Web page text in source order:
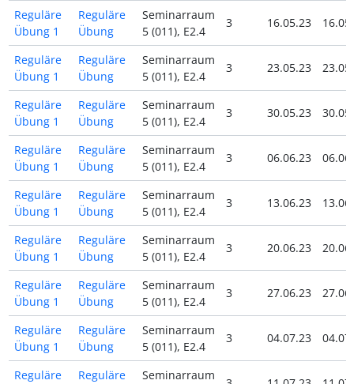
Reguläre
Übung 1
Reguläre
Übung
Seminarraum
5 (011), E2.4
3 16.05.23
Reguläre
Übung 1
Reguläre
Übung
Seminarraum
5 (011), E2.4
3 23.05.23
Reguläre
Übung 1
Reguläre
Übung
Seminarraum
5 (011), E2.4
3 30.05.23
Reguläre
Übung 1
Reguläre
Übung
Seminarraum
5 (011), E2.4
3 06.06.23
Reguläre
Übung 1
Reguläre
Übung
Seminarraum
5 (011), E2.4
3 13.06.23
Reguläre
Übung 1
Reguläre
Übung
Seminarraum
5 (011), E2.4
3 20.06.23
Reguläre
Übung 1
Reguläre
Übung
Seminarraum
5 (011), E2.4
3 27.06.23
Reguläre
Übung 1
Reguläre
Übung
Seminarraum
5 (011), E2.4
3 04.07.23
Reguläre
Reguläre
Seminarraum